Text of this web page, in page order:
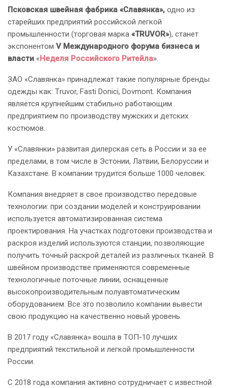
Псковская швейная фабрика «Славянка», одно из
старейших предприятий российской легкой
промышленности (торговая марка «TRUVOR»), станет
экспонентом V Международного форума бизнеса и
власти «Неделя Российского Ритейла».
ЗАО «Славянка» принадлежат такие популярные бренды
одежды как: Тruvor, Fasti Donici, Dovmont. Компания
является крупнейшим стабильно работающим
предприятием по производству мужских и детских
костюмов.
У «Славянки» развитая дилерская сеть в России и за ее
пределами, в том числе в Эстонии, Латвии, Белоруссии и
Казахстане. В компании трудится больше 1000 человек.
Компания внедряет в свое производство передовые
технологии: при создании моделей и конструировании
используется автоматизированная система
проектирования. На участках подготовки производства и
раскроя изделий используются станции, позволяющие
получить точный раскрой деталей из различных тканей. В
швейном производстве применяются современные
технологичные поточные линии, оснащенные
высокопроизводительным полуавтоматическим
оборудованием. Все это позволило компании вывести
свою продукцию на качественно новый уровень.
В 2017 году «Славянка» вошла в ТОП-10 лучших
предприятий текстильной и легкой промышленности
России.
С 2018 года компания активно сотрудничает с известной